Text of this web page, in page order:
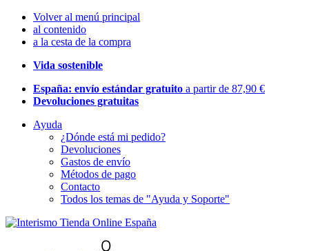
Volver al menú principal
al contenido
a la cesta de la compra
Vida sostenible
España: envío estándar gratuito a partir de 87,90 €
Devoluciones gratuitas
Ayuda
¿Dónde está mi pedido?
Devoluciones
Gastos de envío
Métodos de pago
Contacto
Todos los temas de "Ayuda y Soporte"